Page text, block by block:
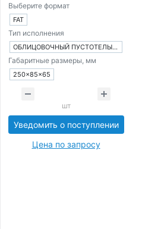
Выберите формат
FAT
Тип исполнения
ОБЛИЦОВОЧНЫЙ ПУСТОТЕЛЫЙ КИРПИЧ
Габаритные размеры, мм
250×85×65
шт
Уведомить о поступлении
Цена по запросу